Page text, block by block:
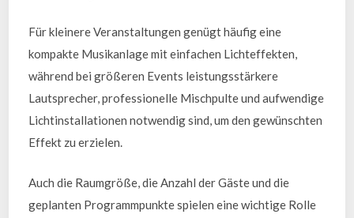
Für kleinere Veranstaltungen genügt häufig eine
kompakte Musikanlage mit einfachen Lichteffekten,
während bei größeren Events leistungsstärkere
Lautsprecher, professionelle Mischpulte und aufwendige
Lichtinstallationen notwendig sind, um den gewünschten
Effekt zu erzielen.
Auch die Raumgröße, die Anzahl der Gäste und die
geplanten Programmpunkte spielen eine wichtige Rolle